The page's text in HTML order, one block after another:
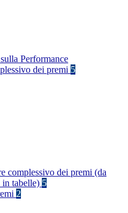
Performance
dei premi 5
complessivo dei premi (da
in tabelle) 5
2